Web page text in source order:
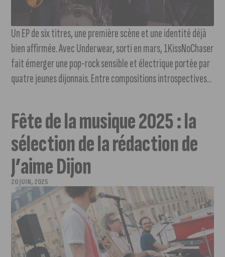
Un EP de six titres, une première scène et une identité déjà
bien affirmée. Avec Underwear, sorti en mars, 1KissNoChaser
fait émerger une pop-rock sensible et électrique portée par
quatre jeunes dijonnais. Entre compositions introspectives...
Fête de la musique 2025 : la
sélection de la rédaction de
J’aime Dijon
20 JUIN, 2025